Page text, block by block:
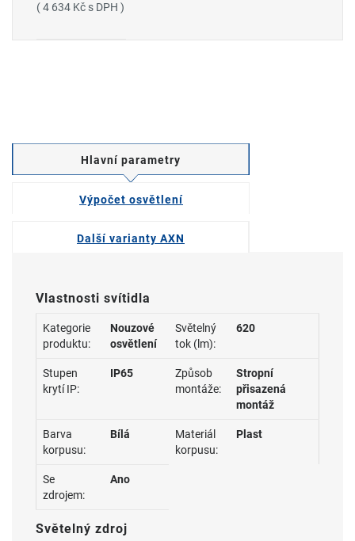
( 4 634 Kč s DPH )
Hlavní parametry
Výpočet osvětlení
Další varianty AXN
Vlastnosti svítidla
Kategorie
produktu:
Nouzové
osvětlení
Světelný
tok (lm):
620
Stupen
krytí IP:
IP65
Způsob
montáže:
Stropní
přisazená
montáž
Barva
korpusu:
Bílá
Materiál
korpusu:
Plast
Se
zdrojem:
Ano
Světelný zdroj